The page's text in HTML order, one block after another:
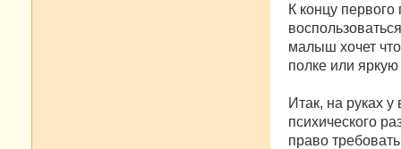
К концу первого
малыш хочет
полке или
Итак, на руках
психического
право